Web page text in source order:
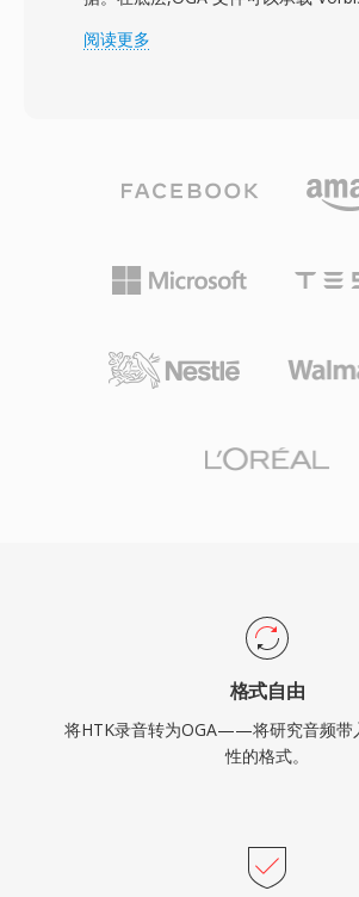
Speex 或 Opus 编码的音频 — 容器本
更低的内存占用。由于 Ogg 容器及其
的专利授权问题。该格式支持 Vorbis
可以标准化方式标记艺术家、专辑和
VLC 及大多数 Linux 桌面环境中原生
阅读更多
格式自由
将HTK录音转为OGA——将研究音频带
性的格式。